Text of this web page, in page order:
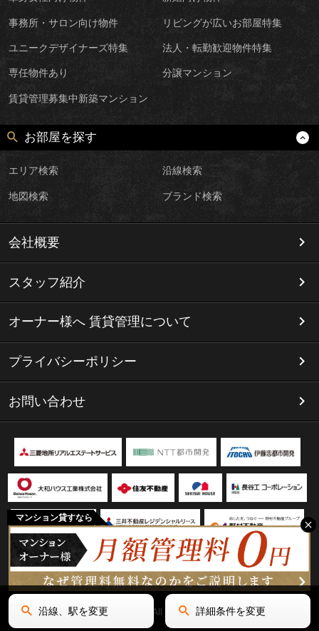
マンション貸すなら
事務所・サロン向け物件 リビングが広いお部屋特集
ユニークデザイナーズ特集 法人・転勤歓迎物件特集
専任物件あり 分譲マンション
賃貸管理募集中新築マンション
お部屋を探す
エリア検索 沿線検索
地図検索 ブランド検索
会社概要
スタッフ紹介
オーナー様へ 賃貸管理について
プライバシーポリシー
お問い合わせ
Copyright(C) リミテッド名古屋 All Rights Reserved.
沿線、駅を変更 詳細条件を変更